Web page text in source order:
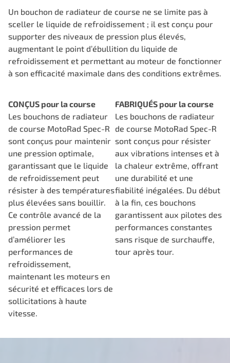
Un bouchon de radiateur de course ne se limite pas à
sceller le liquide de refroidissement ; il est conçu pour
supporter des niveaux de pression plus élevés,
augmentant le point d’ébullition du liquide de
refroidissement et permettant au moteur de fonctionner
à son efficacité maximale dans des conditions extrêmes.
CONÇUS pour la course
Les bouchons de radiateur
de course MotoRad Spec-R
sont conçus pour maintenir
une pression optimale,
garantissant que le liquide
de refroidissement peut
résister à des températures
plus élevées sans bouillir.
Ce contrôle avancé de la
pression permet
d’améliorer les
performances de
refroidissement,
maintenant les moteurs en
sécurité et efficaces lors de
sollicitations à haute
vitesse.
FABRIQUÉS pour la course
Les bouchons de radiateur
de course MotoRad Spec-R
sont conçus pour résister
aux vibrations intenses et à
la chaleur extrême, offrant
une durabilité et une
fiabilité inégalées. Du début
à la fin, ces bouchons
garantissent aux pilotes des
performances constantes
sans risque de surchauffe,
tour après tour.